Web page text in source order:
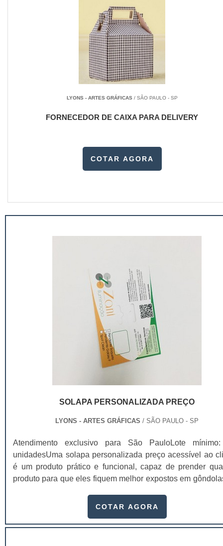
LYONS - ARTES GRÁFICAS/ SÃO PAULO - SP
FORNECEDOR DE CAIXA PARA DELIVERY
COTAR AGORA
SOLAPA PERSONALIZADA PREÇO
LYONS - ARTES GRÁFICAS / SÃO PAULO - SP
Atendimento exclusivo para São PauloLote
unidadesUma solapa personalizada preço acessível ao
é um produto prático e funcional, capaz de prender
produto para que eles fiquem melhor expostos em
“cartelas”, as solapas possuem diversas
clientes.Como consequência, quem investir em solap...
COTAR AGORA